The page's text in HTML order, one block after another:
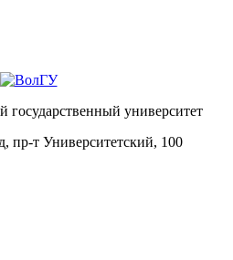
государственный университет
пр-т Университетский, 100